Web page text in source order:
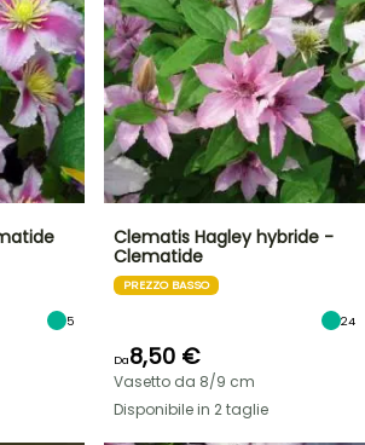
5
Clematis Hagley hybride -
Clematide
PREZZO BASSO
24
Da8,50 €
Vasetto da 8/9 cm
Disponibile in 2 taglie